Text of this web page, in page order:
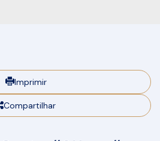
Imprimir
Compartilhar